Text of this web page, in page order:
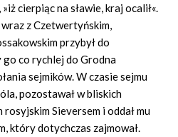
cierpiąc na sławie, kraj ocalił«.
z Czetwertyńskim,
przybył do
go co rychlej do Grodna
sejmików. W czasie sejmu
pozostawał w bliskich
Sieversem i oddał mu
który dotychczas zajmował.